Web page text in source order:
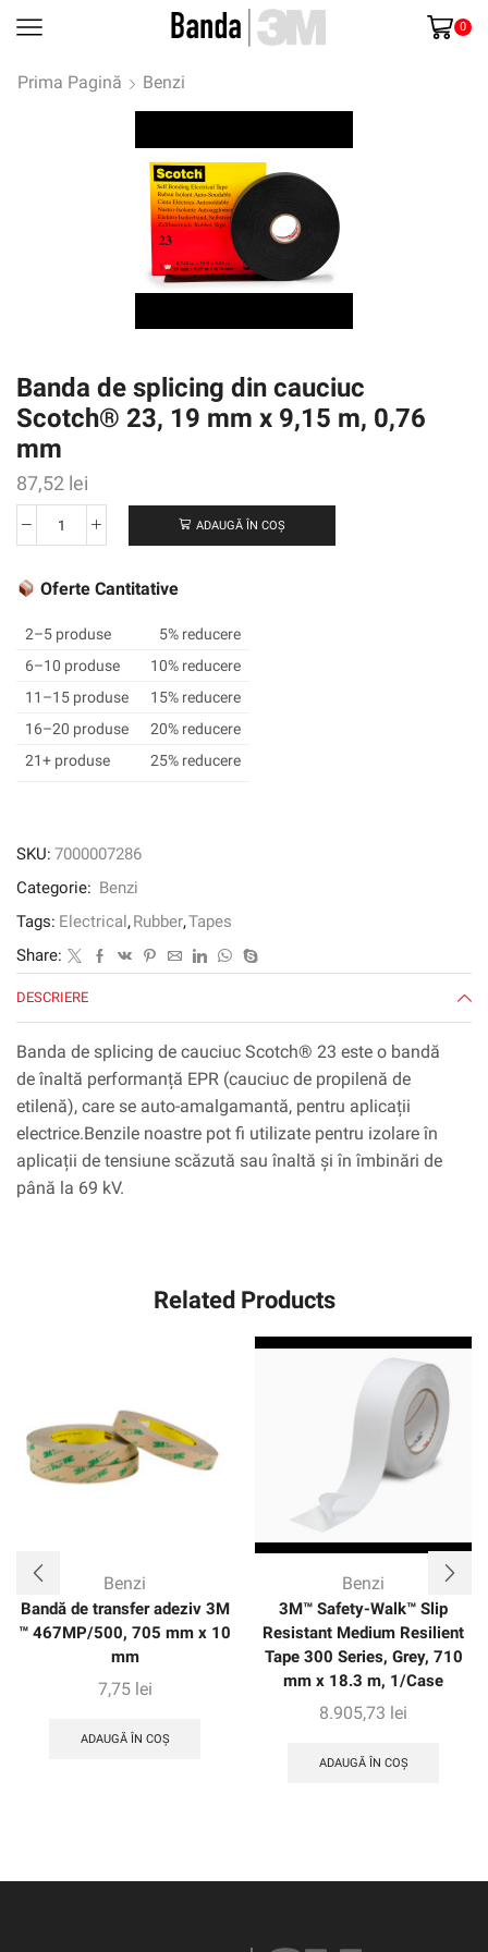
0
Prima Pagină Benzi
Banda de splicing din cauciuc
Scotch® 23, 19 mm x 9,15 m, 0,76
mm
87,52 lei
Cantitate
de
din
cauciuc
Scotch®
23,
19
mm
0,76
ADAUGĂ ÎN COȘ
Oferte Cantitative
2–5 produse
5% reducere
6–10 produse
10% reducere
11–15 produse
15% reducere
16–20 produse
20% reducere
21+ produse
25% reducere
SKU: 7000007286
Categorie: Benzi
Tags: Electrical,Rubber,Tapes
Share:
DESCRIERE
Banda de splicing de cauciuc Scotch® 23 este o bandă
de înaltă performanță EPR (cauciuc de propilenă de
etilenă), care se auto-amalgamantă, pentru aplicații
electrice.Benzile noastre pot fi utilizate pentru izolare în
aplicații de tensiune scăzută sau înaltă și în îmbinări de
până la 69 kV.
Related Products
Benzi
Bandă de transfer adeziv 3M
™ 467MP/500, 705 mm x 10
mm
7,75 lei
ADAUGĂ ÎN COȘ
Benzi
3M™ Safety-Walk™ Slip
Resistant Medium Resilient
Tape 300 Series, Grey, 710
mm x 18.3 m, 1/Case
8.905,73 lei
ADAUGĂ ÎN COȘ